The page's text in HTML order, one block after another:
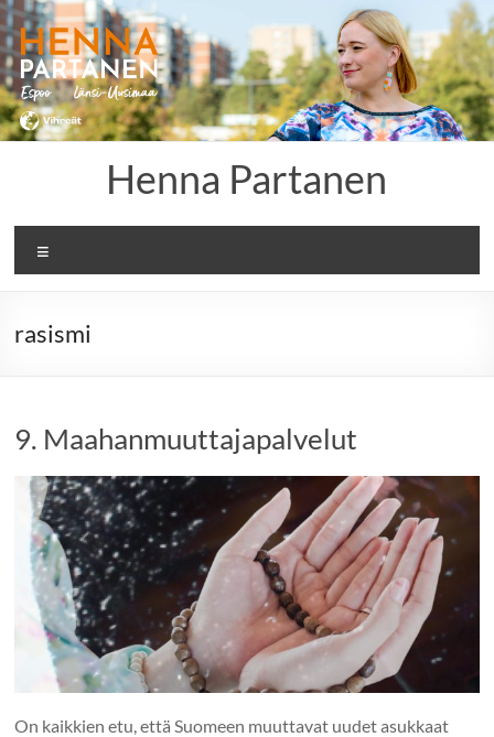
Skip
to
content
Henna Partanen
rasismi
9. Maahanmuuttajapalvelut
On kaikkien etu, että Suomeen muuttavat uudet asukkaat